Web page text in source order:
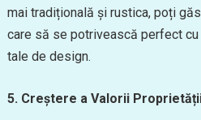
mai tradițională și rustica, poți
care să se potrivească perfect
tale de design.
5. Creștere a Valorii